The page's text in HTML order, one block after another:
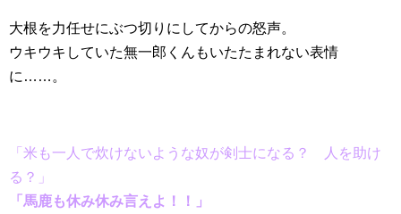
大根を力任せにぶつ切りにしてからの怒声。
ウキウキしていた無一郎くんもいたたまれない表情
に……。
「米も一人で炊けないような奴が剣士になる？ 人を助け
る？」
「馬鹿も休み休み言えよ！！」